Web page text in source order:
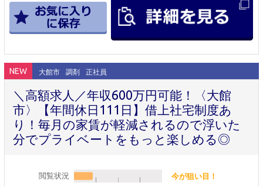
NEW 大館市 調剤 正社員
＼高額求人／年収600万円可能！〈大館
市〉【年間休日111日】借上社宅制度あ
り！毎月の家賃が軽減されるので浮いた
分でプライベートをもっと楽しめる◎
閲覧状況 今が狙い目！